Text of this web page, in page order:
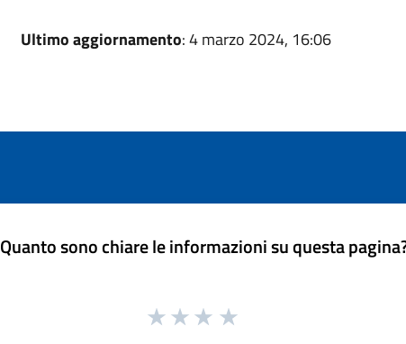
Ultimo aggiornamento: 4 marzo 2024, 16:06
Quanto sono chiare le informazioni su questa